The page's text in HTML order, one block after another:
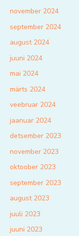
november 2024
september 2024
august 2024
juuni 2024
mai 2024
märts 2024
veebruar 2024
jaanuar 2024
detsember 2023
november 2023
oktoober 2023
september 2023
august 2023
juuli 2023
juuni 2023